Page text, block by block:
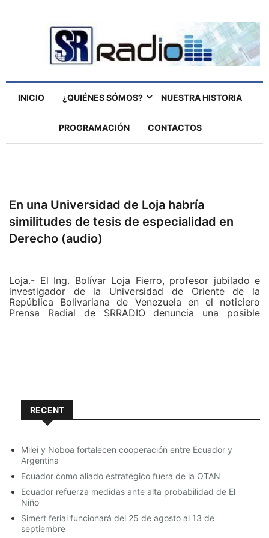
INICIO ¿QUIÉNES SÓMOS? NUESTRA HISTORIA
PROGRAMACIÓN CONTACTOS
En una Universidad de Loja habría
similitudes de tesis de especialidad en
Derecho (audio)
Loja.- El Ing. Bolívar Loja Fierro, profesor jubilado e
investigador de la Universidad de Oriente de la
República Bolivariana de Venezuela en el noticiero
Prensa Radial de SRRADIO denuncia una posible
RECENT
Milei y Noboa fortalecen cooperación entre Ecuador y
Argentina
Ecuador como aliado estratégico fuera de la OTAN
Ecuador refuerza medidas ante alta probabilidad de El
Niño
Simert ferial funcionará del 25 de agosto al 13 de
septiembre